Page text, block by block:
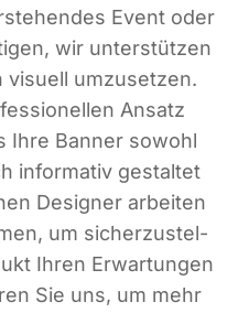
Event oder
wir unter­stüt­zen
visu­ell umzu­set­zen.
Ansatz
Ihre Ban­ner sowohl
infor­ma­tiv gestal­tet
Desi­gner arbei­ten
um sicher­zu­stel­
Ihren Erwar­tun­gen
Sie uns, um mehr